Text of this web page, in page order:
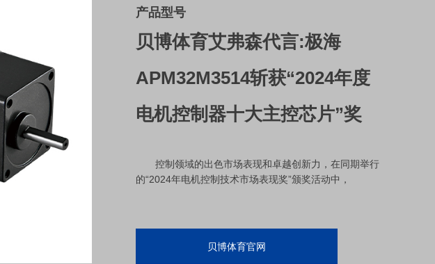
产品型号
贝博体育艾弗森代言:极海
APM32M3514斩获“2024年度
电机控制器十大主控芯片”奖
控制领域的出色市场表现和卓越创新力，在同期举行
的“2024年电机控制技术市场表现奖”颁奖活动中，
贝博体育官网